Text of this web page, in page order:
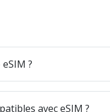
?
avec eSIM ?